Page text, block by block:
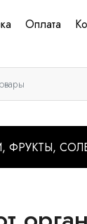
Оплата